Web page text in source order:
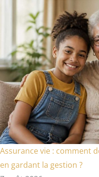
Assurance vie : comment
en gardant la gestion ?